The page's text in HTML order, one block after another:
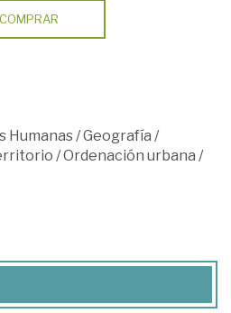
COMPRAR
Humanas/Geografía /
/Ordenación urbana /